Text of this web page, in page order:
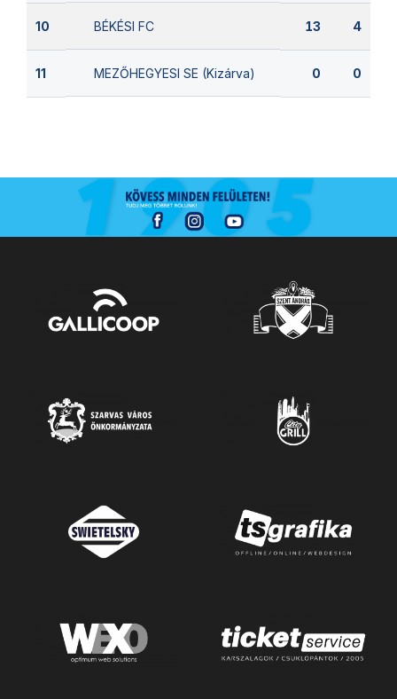
10 BÉKÉSI FC 13 4
11 MEZŐHEGYESI SE (Kizárva) 0 0